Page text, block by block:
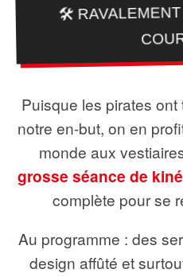
🛠️
Puisque les pirates
notre en-but, on en
monde aux
grosse séance de kiné
complète pour se
Au programme : des
design affûté et